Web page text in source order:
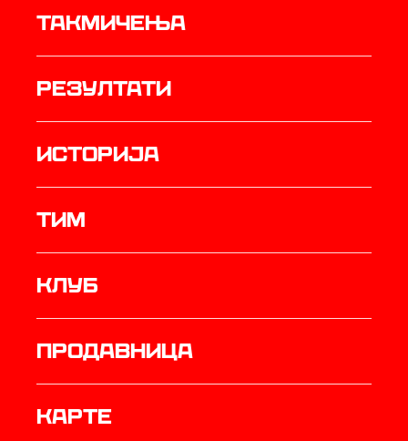
Такмичења
резултати
историја
ТИМ
Клуб
продавница
Карте